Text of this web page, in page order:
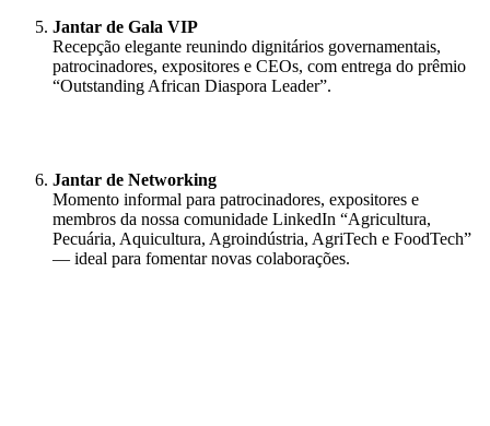
Jantar de Gala VIP
Recepção elegante reunindo dignitários governamentais,
patrocinadores, expositores e CEOs, com entrega do prêmio
“Outstanding African Diaspora Leader”.
Jantar de Networking
Momento informal para patrocinadores, expositores e
membros da nossa comunidade LinkedIn “Agricultura,
Pecuária, Aquicultura, Agroindústria, AgriTech e FoodTech”
— ideal para fomentar novas colaborações.